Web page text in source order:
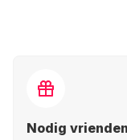
Nodig